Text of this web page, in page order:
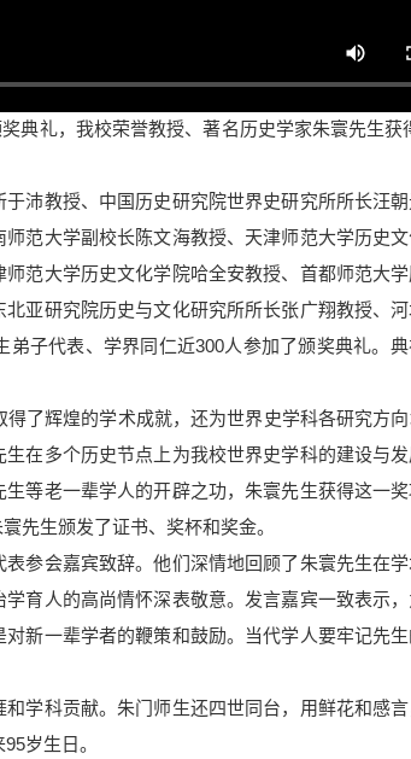
礼，我校荣誉教授、著名历史学家朱寰先生获
教授、中国历史研究院世界史研究所所长汪朝
范大学副校长陈文海教授、天津师范大学历史
范大学历史文化学院哈全安教授、首都师范大
亚研究院历史与文化研究所所长张广翔教授、
子代表、学界同仁近300人参加了颁奖典礼。
辉煌的学术成就，还为世界史学科各研究方
在多个历史节点上为我校世界史学科的建设与
等老一辈学人的开辟之功，朱寰先生获得这一
先生颁发了证书、奖杯和奖金。
会嘉宾致辞。他们深情地回顾了朱寰先生在学
育人的高尚情怀深表敬意。发言嘉宾一致表示
新一辈学者的鞭策和鼓励。当代学人要牢记先
科贡献。朱门师生还四世同台，用鲜花和感
岁生日。